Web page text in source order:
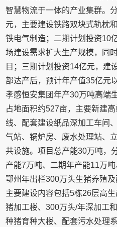
智慧物流于一体的产业集群。
元，主要建设铁路双块式轨枕
铁电气制造；二期计划投资10
场建设需求扩大生产规模，同
目；三期计划投资14亿元，建
部达产后，预计年产值35亿元以
孝感恒安集团年产30万吨高端
占地面积约527亩，主要新建
线、配套建设纸品深加工车间
气站、锅炉房、废水处理站、
共设施。项目总产能30万吨，
产能7万吨、二期年产能11万吨
鄂州年出栏300万头生猪养殖及
主要建设内容包括5栋26层高
猪加工楼、300万头/年深加工
种猪育种大楼、配套污水处理